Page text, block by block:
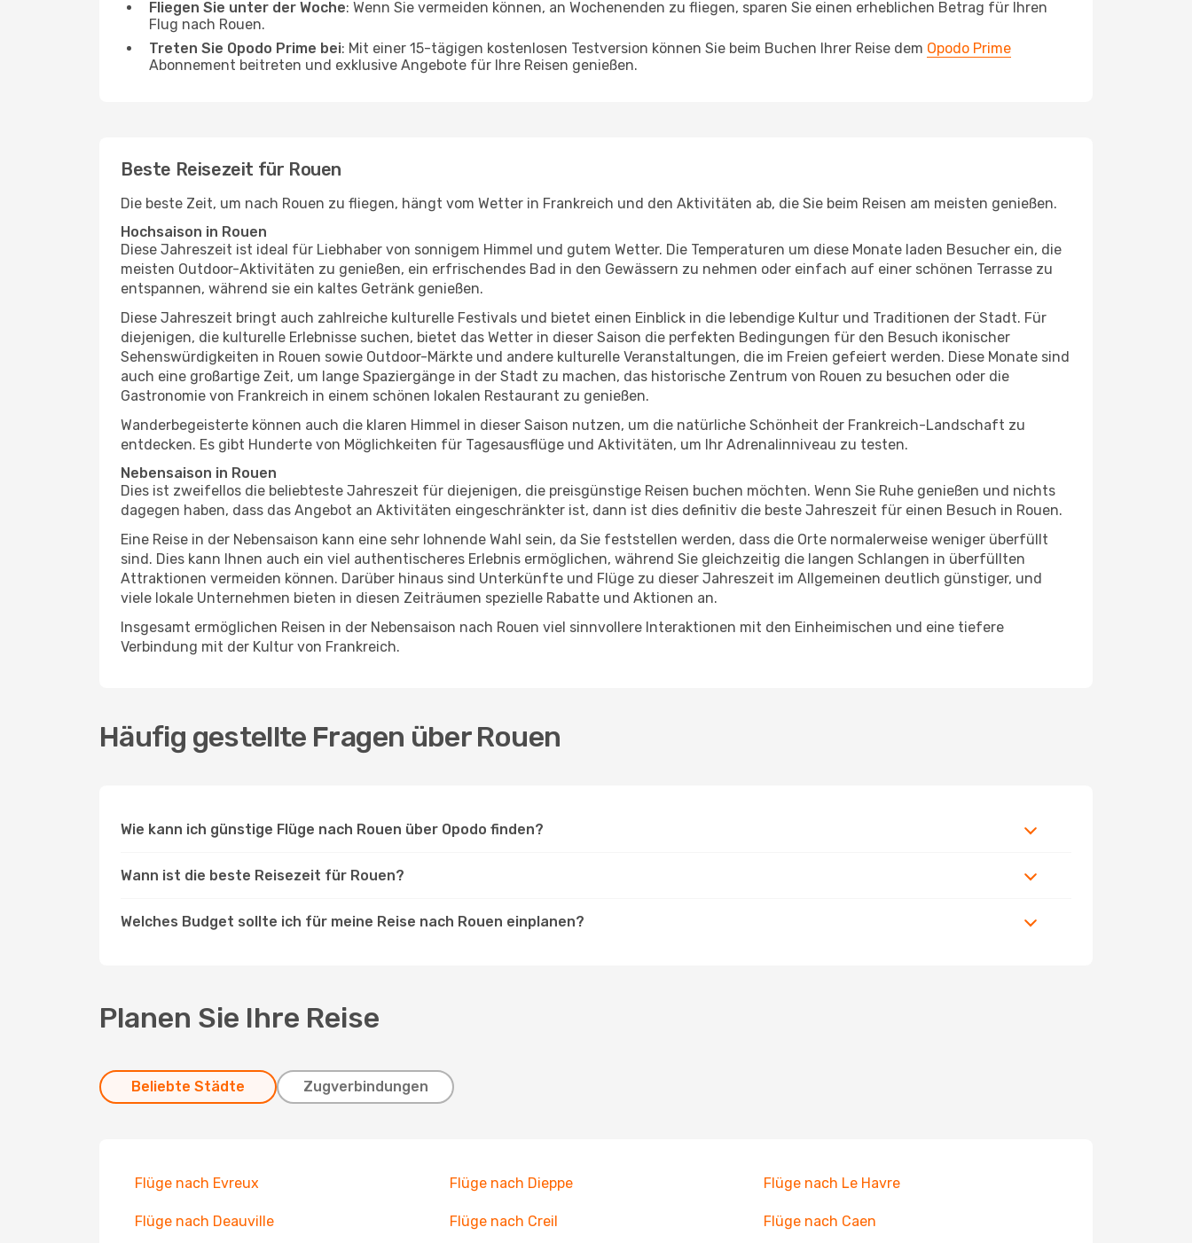
Fliegen Sie unter der Woche: Wenn Sie vermeiden können, an Wochenenden zu fliegen, sparen Sie einen erheblichen Betrag für Ihren
Flug nach Rouen.
Treten Sie Opodo Prime bei: Mit einer 15-tägigen kostenlosen Testversion können Sie beim Buchen Ihrer Reise dem Opodo Prime
Abonnement beitreten und exklusive Angebote für Ihre Reisen genießen.
Beste Reisezeit für Rouen
Die beste Zeit, um nach Rouen zu fliegen, hängt vom Wetter in Frankreich und den Aktivitäten ab, die Sie beim Reisen am meisten genießen.
Hochsaison in Rouen
Diese Jahreszeit ist ideal für Liebhaber von sonnigem Himmel und gutem Wetter. Die Temperaturen um diese Monate laden Besucher ein, die
meisten Outdoor-Aktivitäten zu genießen, ein erfrischendes Bad in den Gewässern zu nehmen oder einfach auf einer schönen Terrasse zu
entspannen, während sie ein kaltes Getränk genießen.
Diese Jahreszeit bringt auch zahlreiche kulturelle Festivals und bietet einen Einblick in die lebendige Kultur und Traditionen der Stadt. Für
diejenigen, die kulturelle Erlebnisse suchen, bietet das Wetter in dieser Saison die perfekten Bedingungen für den Besuch ikonischer
Sehenswürdigkeiten in Rouen sowie Outdoor-Märkte und andere kulturelle Veranstaltungen, die im Freien gefeiert werden. Diese Monate sind
auch eine großartige Zeit, um lange Spaziergänge in der Stadt zu machen, das historische Zentrum von Rouen zu besuchen oder die
Gastronomie von Frankreich in einem schönen lokalen Restaurant zu genießen.
Wanderbegeisterte können auch die klaren Himmel in dieser Saison nutzen, um die natürliche Schönheit der Frankreich-Landschaft zu
entdecken. Es gibt Hunderte von Möglichkeiten für Tagesausflüge und Aktivitäten, um Ihr Adrenalinniveau zu testen.
Nebensaison in Rouen
Dies ist zweifellos die beliebteste Jahreszeit für diejenigen, die preisgünstige Reisen buchen möchten. Wenn Sie Ruhe genießen und nichts
dagegen haben, dass das Angebot an Aktivitäten eingeschränkter ist, dann ist dies definitiv die beste Jahreszeit für einen Besuch in Rouen.
Eine Reise in der Nebensaison kann eine sehr lohnende Wahl sein, da Sie feststellen werden, dass die Orte normalerweise weniger überfüllt
sind. Dies kann Ihnen auch ein viel authentischeres Erlebnis ermöglichen, während Sie gleichzeitig die langen Schlangen in überfüllten
Attraktionen vermeiden können. Darüber hinaus sind Unterkünfte und Flüge zu dieser Jahreszeit im Allgemeinen deutlich günstiger, und
viele lokale Unternehmen bieten in diesen Zeiträumen spezielle Rabatte und Aktionen an.
Insgesamt ermöglichen Reisen in der Nebensaison nach Rouen viel sinnvollere Interaktionen mit den Einheimischen und eine tiefere
Verbindung mit der Kultur von Frankreich.
Häufig gestellte Fragen über Rouen
Wie kann ich günstige Flüge nach Rouen über Opodo finden?
Wann ist die beste Reisezeit für Rouen?
Welches Budget sollte ich für meine Reise nach Rouen einplanen?
Planen Sie Ihre Reise
Beliebte Städte Zugverbindungen
Flüge nach Evreux Flüge nach Dieppe Flüge nach Le Havre
Flüge nach Deauville Flüge nach Creil Flüge nach Caen